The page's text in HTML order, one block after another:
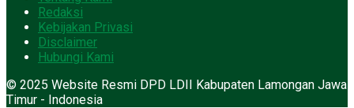
Redaksi
Kebijakan Privasi
Disclaimer
Hubungi Kami
© 2025 Website Resmi DPD LDII Kabupaten Lamongan Jawa
Timur - Indonesia